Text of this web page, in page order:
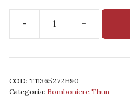
-
bulldog
Francy
quantità
+
COD: T11365272H90
Categoria: Bomboniere Thun